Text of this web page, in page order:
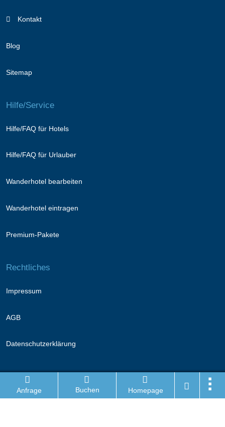
Anfrage Buchen Homepage
Kontakt
Blog
Sitemap
Hilfe/Service
Hilfe/FAQ für Hotels
Hilfe/FAQ für Urlauber
Wanderhotel bearbeiten
Wanderhotel eintragen
Premium-Pakete
Rechtliches
Impressum
AGB
Datenschutzerklärung
Folge uns
Facebook